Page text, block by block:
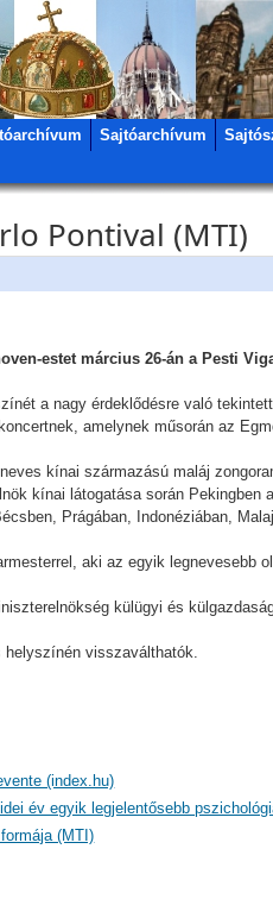
Sajtóarchívum
Pontival (MTI)
estet március 26-án a Pesti
a nagy érdeklődésre való
amelynek műsorán az
kínai származású maláj
kínai látogatása során Pekingben
Prágában, Indonéziában,
aki az egyik legnevesebb
külügyi és
helyszínén visszaválthatók.
(index.hu)
év egyik legjelentősebb
(MTI)